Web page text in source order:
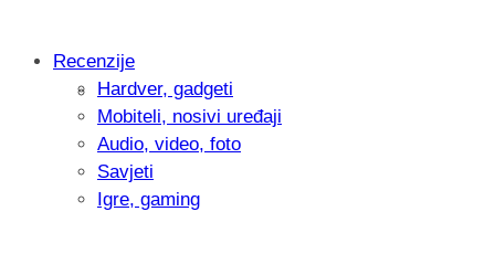
Intervju: Goran Jović, fotograf -
Recenzije
Hardver, gadgeti
Mobiteli, nosivi uređaji
Audio, video, foto
Savjeti
Igre, gaming